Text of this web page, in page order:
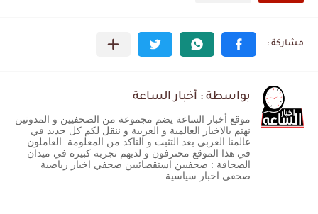
بواسطة : أخبار الساعة
موقع أخبار الساعة يضم مجموعة من الصحفيين و المدونين
نهتم بالاخبار العالمية و العربية و ننقل لكم كل جديد في
عالمنا العربي بعد التثبت و التاكد من المعلومة. العاملون
في هذا الموقع محترفون و لديهم تجربة كبيرة في ميدان
الصحافة : صحفيين استقصائيين صحفي اخبار رياضية
صحفي اخبار سياسية